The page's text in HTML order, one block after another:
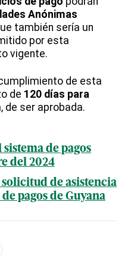
Anónimas
también sería un
por esta
vigente.
de esta
de 120 días para
de ser aprobada.
de pagos
del 2024
de asistencia
pagos de Guyana